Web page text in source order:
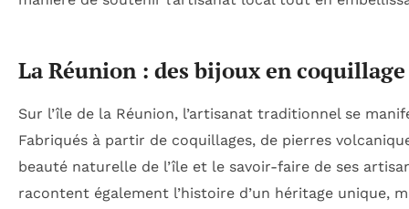
La Réunion : des bijoux en coquillage
Sur l’île de la Réunion, l’artisanat traditionnel se
Fabriqués à partir de coquillages, de pierres
beauté naturelle de l’île et le savoir-faire de ses
racontent également l’histoire d’un héritage unique,